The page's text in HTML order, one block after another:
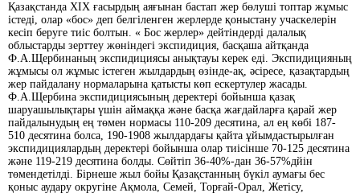
Қазақстанда ХІХ ғасырдың аяғынан бастап жер бөлуші топтар жұмыс
істеді, олар «бос» деп белгіленген жерлерде қоныстану учаскелерін
кесіп беруге тиіс болтын. « Бос жерлер» дейтіндерді далалық
облыстарды зерттеу жөніндегі экспидиция, басқаша айтқанда
Ф.А.Щербинаның экспидициясы анықтауы керек еді. Экспидицияның
жұмысы ол жұмыс істеген жылдардың өзінде-ақ, әсіресе, қазақтардың
жер пайдалану нормаларына қатысты көп ескертулер жасады.
Ф.А.Щербина экспидициясының деректері бойынша қазақ
шаруашылықтары үшін аймаққа және басқа жағдайларға қарай жер
пайдалынудың ең төмен нормасы 110-209 десятина, ал ең көбі 187-
510 десятина болса, 190-1908 жылдардағы қайта ұйымдастырылған
экспидициялардың деректері бойынша олар тиісінше 70-125 десятина
және 119-219 десятина болды. Сөйтіп 36-40%-дан 36-57%дйін
төмендетілді. Бірнеше жыл бойы Қазақстанның бүкіл аумағы бес
қоныс аудару округіне Ақмола, Семей, Торғай-Орал, Жетісу,